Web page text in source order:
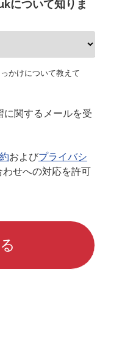
について知りま
かけについて教えて
関するメールを受
およびプライバシ
せへの対応を許可